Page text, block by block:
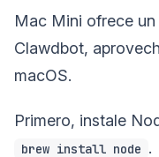
Mac Mini ofrece
Clawdbot,
macOS.
Primero, instale
brew install node .